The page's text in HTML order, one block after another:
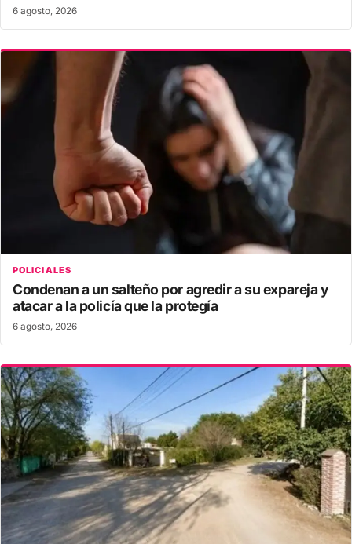
6 agosto, 2026
POLICIALES
Condenan a un salteño por agredir a su expareja y
atacar a la policía que la protegía
6 agosto, 2026